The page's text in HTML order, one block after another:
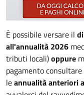
È possibile versare il
all'annualità 2026
tributi locali)oppure
pagamento
leannualità anteriori